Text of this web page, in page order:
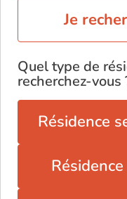
Je
Quel type de
recherchez-vous
Résidence